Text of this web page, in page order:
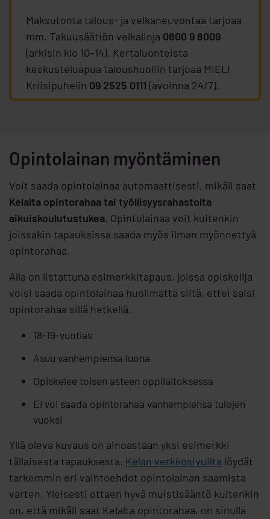
Maksutonta talous- ja velkaneuvontaa tarjoaa
mm. Takuusäätiön velkalinja 0800 9 8009
(arkisin klo 10–14). Kertaluonteista
keskusteluapua taloushuoliin tarjoaa MIELI
Kriisipuhelin 09 2525 0111 (avoinna 24/7).
Opintolainan myöntäminen
Voit saada opintolainaa automaattisesti, mikäli saat
Kelalta opintorahaa tai työllisyysrahastolta
aikuiskoulutustukea. Opintolainaa voit kuitenkin
joissakin tapauksissa saada myös ilman myönnettyä
opintorahaa.
Alla on listattuna esimerkkitapaus, joissa opiskelija
voisi saada opintolainaa huolimatta siitä, ettei saisi
opintorahaa sillä hetkellä.
18-19-vuotias
Asuu vanhempiensa luona
Opiskelee toisen asteen oppilaitoksessa
Ei voi saada opintorahaa vanhempiensa tulojen
vuoksi
Yllä oleva kuvaus on ainoastaan yksi esimerkki
tällaisesta tapauksesta. Kelan verkkosivuilta löydät
tarkemmin eri vaihtoehdot opintolainan saamista
varten. Yleisesti ottaen hyvä muistisääntö kuitenkin
on, että mikäli saat Kelalta opintorahaa, on sinulla